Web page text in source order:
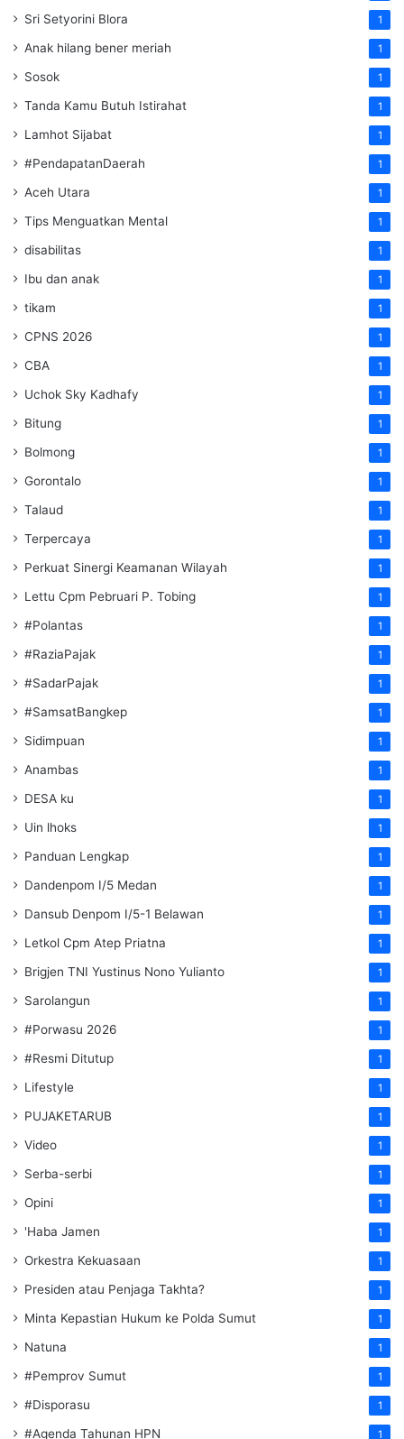
Sri Setyorini Blora 1
Anak hilang bener meriah 1
Sosok 1
Tanda Kamu Butuh Istirahat 1
Lamhot Sijabat 1
#PendapatanDaerah 1
Aceh Utara 1
Tips Menguatkan Mental 1
disabilitas 1
Ibu dan anak 1
tikam 1
CPNS 2026 1
CBA 1
Uchok Sky Kadhafy 1
Bitung 1
Bolmong 1
Gorontalo 1
Talaud 1
Terpercaya 1
Perkuat Sinergi Keamanan Wilayah 1
Lettu Cpm Pebruari P. Tobing 1
#Polantas 1
#RaziaPajak 1
#SadarPajak 1
#SamsatBangkep 1
Sidimpuan 1
Anambas 1
DESA ku 1
Uin lhoks 1
Panduan Lengkap 1
Dandenpom I/5 Medan 1
Dansub Denpom I/5-1 Belawan 1
Letkol Cpm Atep Priatna 1
Brigjen TNI Yustinus Nono Yulianto 1
Sarolangun 1
#Porwasu 2026 1
#Resmi Ditutup 1
Lifestyle 1
PUJAKETARUB 1
Video 1
Serba-serbi 1
Opini 1
'Haba Jamen 1
Orkestra Kekuasaan 1
Presiden atau Penjaga Takhta? 1
Minta Kepastian Hukum ke Polda Sumut 1
Natuna 1
#Pemprov Sumut 1
#Disporasu 1
#Agenda Tahunan HPN 1